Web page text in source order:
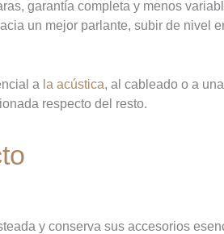
garantía completa y menos
un mejor parlante, subir de nivel
a la acústica, al cableado o a
respecto del resto.
y conserva sus accesorios